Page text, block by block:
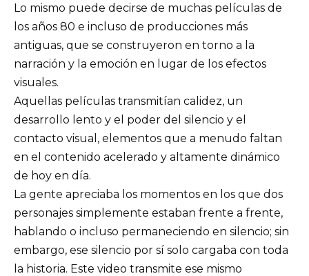
Lo mismo puede decirse de muchas películas de
los años 80 e incluso de producciones más
antiguas, que se construyeron en torno a la
narración y la emoción en lugar de los efectos
visuales.
Aquellas películas transmitían calidez, un
desarrollo lento y el poder del silencio y el
contacto visual, elementos que a menudo faltan
en el contenido acelerado y altamente dinámico
de hoy en día.
La gente apreciaba los momentos en los que dos
personajes simplemente estaban frente a frente,
hablando o incluso permaneciendo en silencio; sin
embargo, ese silencio por sí solo cargaba con toda
la historia. Este video transmite ese mismo